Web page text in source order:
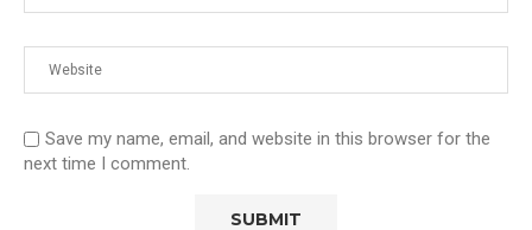
Save my name, email, and website in this browser for the
next time I comment.